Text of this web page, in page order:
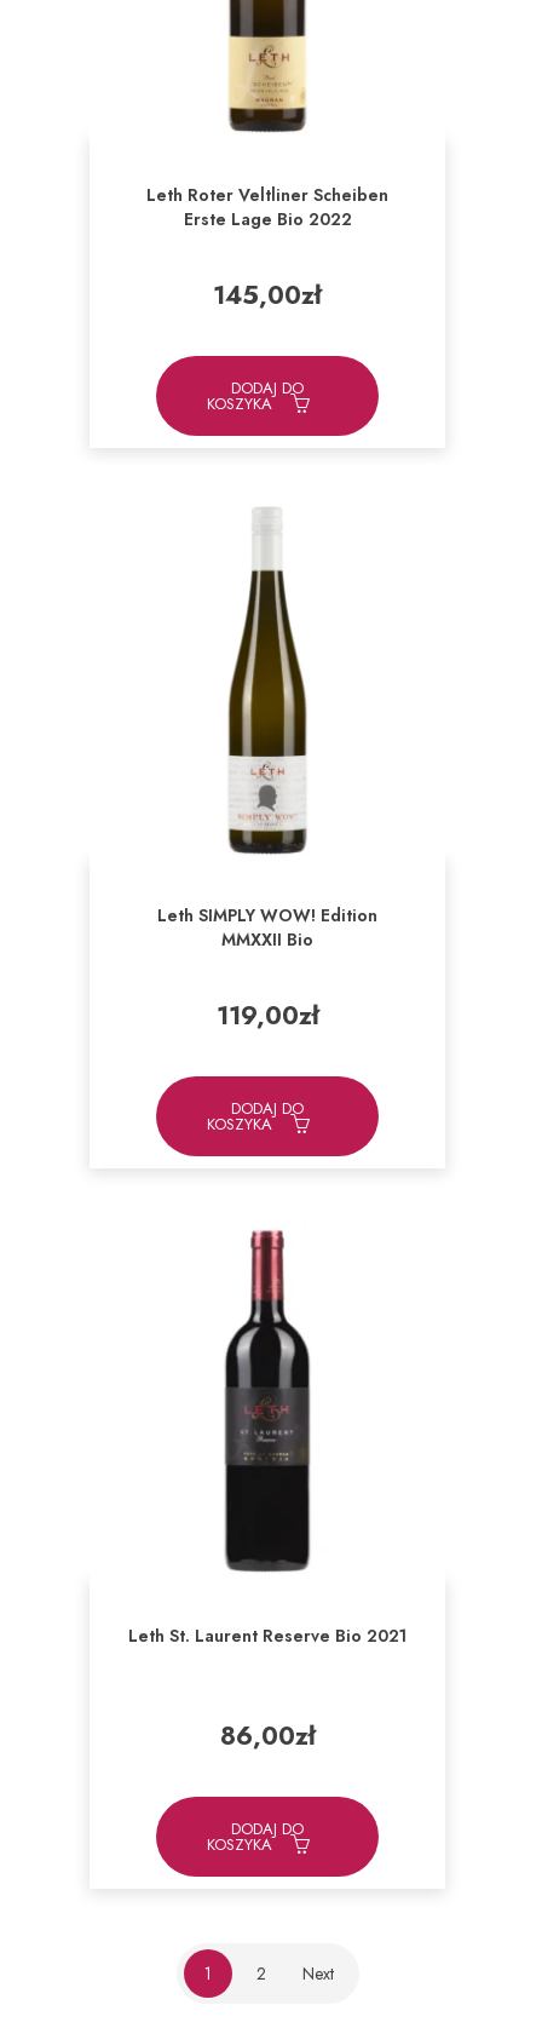
Leth Roter Veltliner Scheiben
Erste Lage Bio 2022
145,00zł
DODAJ DO
KOSZYKA
Leth SIMPLY WOW! Edition
MMXXII Bio
119,00zł
DODAJ DO
KOSZYKA
Leth St. Laurent Reserve Bio 2021
86,00zł
DODAJ DO
KOSZYKA
1 2 Next